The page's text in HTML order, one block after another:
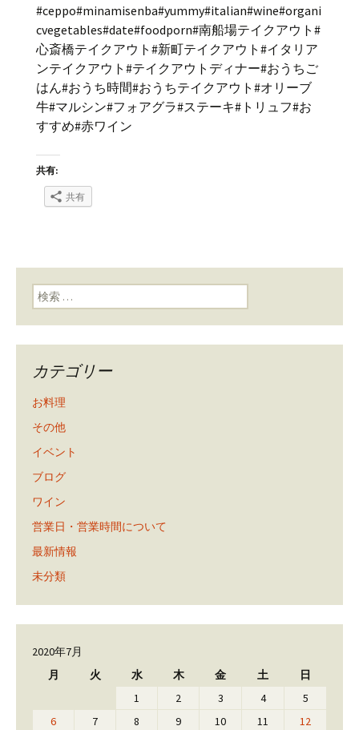
#ceppo#minamisenba#yummy#italian#wine#organi
cvegetables#date#foodporn#南船場テイクアウト#
心斎橋テイクアウト#新町テイクアウト#イタリア
ンテイクアウト#テイクアウトディナー#おうちご
はん#おうち時間#おうちテイクアウト#オリーブ
牛#マルシン#フォアグラ#ステーキ#トリュフ#お
すすめ#赤ワイン
共有:
共有
検索:
カテゴリー
お料理
その他
イベント
ブログ
ワイン
営業日・営業時間について
最新情報
未分類
2020年7月
月
火 水 木 金 土 日
1 2 3 4
5
6
7 8 9 10 11
12